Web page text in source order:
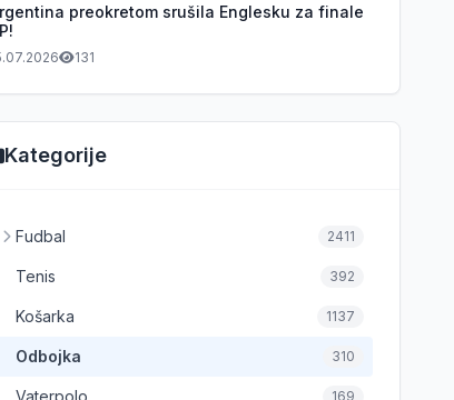
preokretom srušila Englesku za finale
131
Kategorije
Fudbal 2411
Tenis 392
Košarka 1137
Odbojka 310
Vaterpolo 169